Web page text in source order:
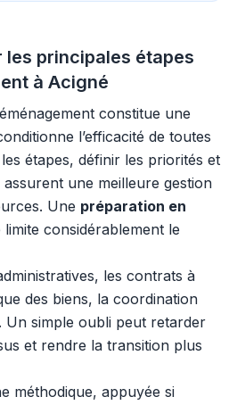
principales étapes
à Acigné
constitue une
l’efficacité de toutes
étapes, définir les priorités et
une meilleure gestion
Une préparation en
limite considérablement le
les contrats à
des biens, la coordination
Un simple oubli peut retarder
et rendre la transition plus
méthodique, appuyée si